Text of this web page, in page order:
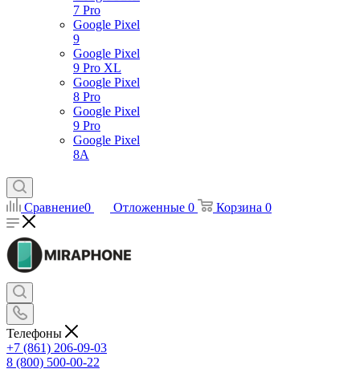
7 Pro
Google Pixel
9
Google Pixel
9 Pro XL
Google Pixel
8 Pro
Google Pixel
9 Pro
Google Pixel
8A
Сравнение0 Отложенные 0 Корзина 0
Телефоны
+7 (861) 206-09-03
8 (800) 500-00-22